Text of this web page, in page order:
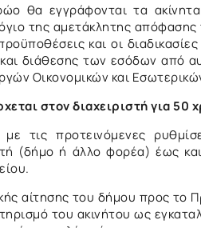
θα εγγράφονται τα
της αμετάκλητης απόφασης
και οι
διάθεσης των εσόδων από
Οικονομικών και
στον διαχειριστή για 50
τις προτεινόμενες
(δήμο ή άλλο φορέα) έως
αίτησης του δήμου προς το
του ακινήτου ως